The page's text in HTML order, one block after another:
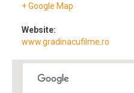
+ Google Map
Website:
www.gradinacufilme.ro